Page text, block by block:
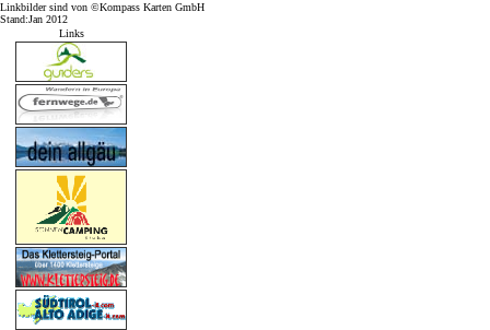
Linkbilder sind von ©Kompass Karten GmbH
Stand:Jan 2012
Links